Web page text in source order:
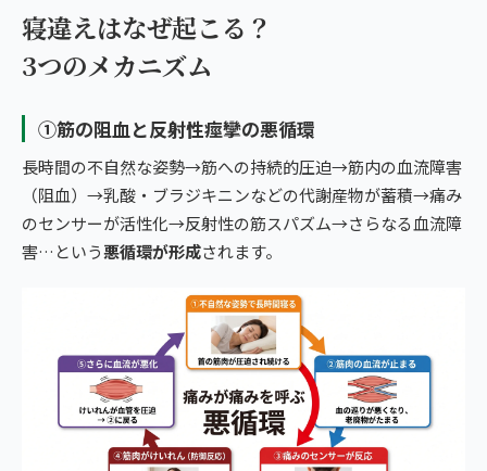
寝違えはなぜ起こる？
3つのメカニズム
①筋の阻血と反射性痙攣の悪循環
長時間の不自然な姿勢→筋への持続的圧迫→筋内の血流障害
（阻血）→乳酸・ブラジキニンなどの代謝産物が蓄積→痛み
のセンサーが活性化→反射性の筋スパズム→さらなる血流障
害…という悪循環が形成されます。